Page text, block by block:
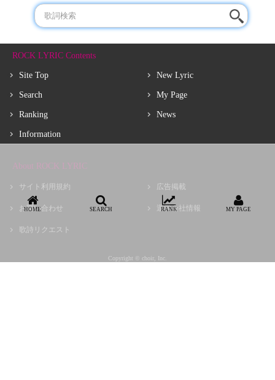
ROCK LYRIC Contents
Site Top
Search
Ranking
Information
New Lyric
My Page
News
About ROCK LYRIC
サイト利用規約
お問い合わせ
歌詩リクエスト
広告掲載
運営会社情報
Copyright © choir, Inc.
HOME SEARCH RANK MY PAGE